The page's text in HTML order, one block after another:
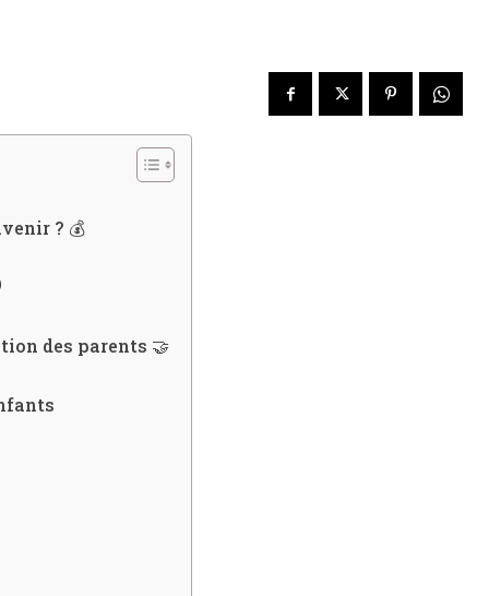
? 💰
des parents 🤝